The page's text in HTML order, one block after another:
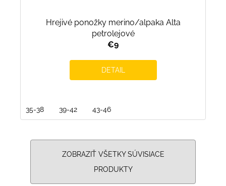
Hrejivé ponožky merino/alpaka Alta
petrolejové
€9
DETAIL
35-38 39-42 43-46
ZOBRAZIŤ VŠETKY SÚVISIACE
PRODUKTY